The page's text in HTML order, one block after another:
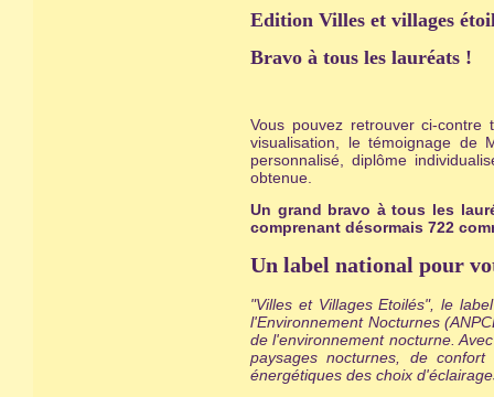
Edition Villes et villages
Bravo à tous les lauréats !
Vous pouvez retrouver ci-
visualisation, le témoignage de
personnalisé, diplôme
obtenue.
Un grand bravo à tous les
comprenant désormais 722
Un label national pour
"Villes et Villages Etoilés", le
l'Environnement Nocturnes
de l'environnement nocturne.
paysages nocturnes, de
énergétiques des choix